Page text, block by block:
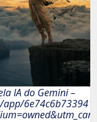
IA do Gemini –